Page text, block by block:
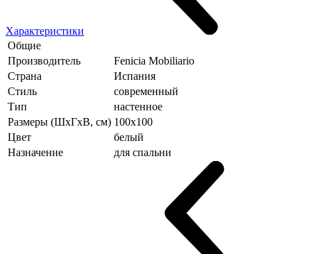
Характеристики
Общие
Производитель
Fenicia Mobiliario
Страна
Испания
Стиль
современный
Тип
настенное
Размеры (ШхГхВ, см) 100х100
Цвет
белый
Назначение
для спальни